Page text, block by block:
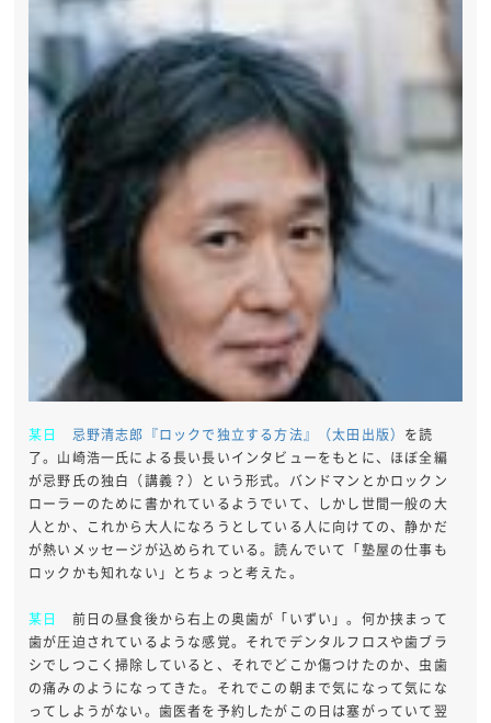
某日 忌野清志郎『ロックで独立する方法』（太田出版） を読
了。山崎浩一氏による長い長いインタビューをもとに、ほぼ全編
が忌野氏の独白（講義？）という形式。バンドマンとかロックン
ローラーのために書かれているようでいて、しかし世間一般の大
人とか、これから大人になろうとしている人に向けての、静かだ
が熱いメッセージが込められている。読んでいて「塾屋の仕事も
ロックかも知れない」とちょっと考えた。
某日
前日の昼食後から右上の奥歯が「いずい」。何か挟まって
歯が圧迫されているような感覚。それでデンタルフロスや歯ブラ
シでしつこく掃除していると、それでどこか傷つけたのか、虫歯
の痛みのようになってきた。それでこの朝まで気になって気にな
ってしようがない。歯医者を予約したがこの日は塞がっていて翌